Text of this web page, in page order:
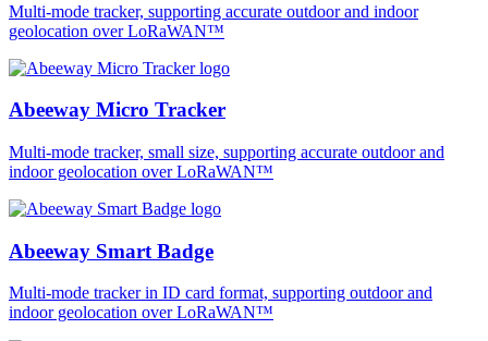
Multi-mode tracker, supporting accurate outdoor and indoor
geolocation over LoRaWAN™
Abeeway Micro Tracker
Multi-mode tracker, small size, supporting accurate outdoor and
indoor geolocation over LoRaWAN™
Abeeway Smart Badge
Multi-mode tracker in ID card format, supporting outdoor and
indoor geolocation over LoRaWAN™